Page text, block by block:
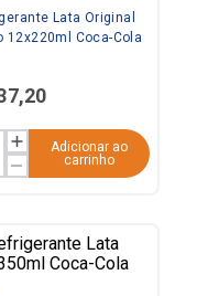
Lata Original
12x220ml Coca-Cola
,20
Adicionar ao
carrinho